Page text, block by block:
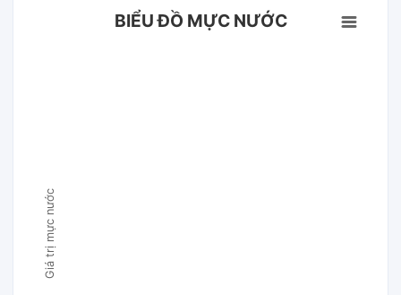
Giá trị mực nước
BIỂU ĐỒ MỰC NƯỚC